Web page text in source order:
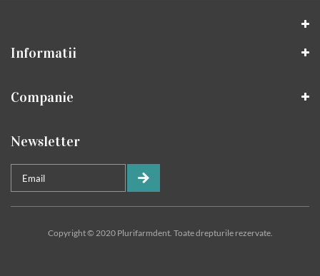
Informatii
Companie
Newsletter
Copyright © 2020 Plurifarmdent. Toate drepturile rezervate.